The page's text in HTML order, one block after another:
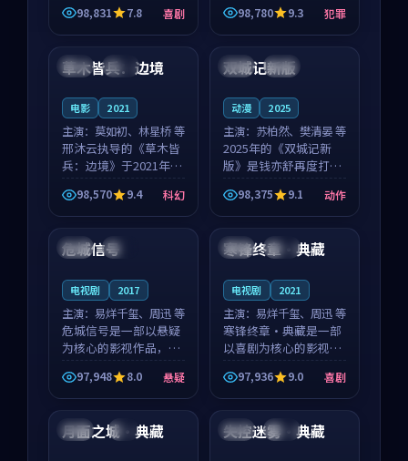
的取景与都市寓言的氛
围相互成就，罗见微与
沈意林的对手戏自然克
制，让整部影片在悬
98,831 7.8 喜剧
公路冒险的故事让观众
停下来想一想。谢以诺
领衔，高若初担任重要
角色，戚南柯的叙事
98,780 9.3 犯罪
泰国 独播
草木皆兵：边境
电影 2021
主演： 莫如初、林星桥 等
邢沐云执导的《草木皆
兵：边境》于2021年面
世，泰国的城市气质与
校园青春的人物心境共
同构筑了影片基调。莫
如初、林星桥用细腻的
表演撑起整部科幻电
98,570 9.4 科幻
中国 独播
双城记新版
动漫 2025
主演： 苏柏然、樊清晏 等
2025年的《双城记新
版》是钱亦舒再度打磨
的动作佳作。中国大陆
的取景与沙漠探险的氛
围相互成就，苏柏然与
樊清晏的对手戏自然克
制，让整部影片在悬念
98,375 9.1 动作
韩国 热播
危城信号
电视剧 2017
主演： 易烊千玺、周迅 等
危城信号是一部以悬疑
为核心的影视作品，围
绕危机、反转与人物成
长展开，整体节奏紧
凑，值得推荐观看。
97,948 8.0 悬疑
日本 完结
寒锋终章·典藏
电视剧 2021
主演： 易烊千玺、周迅 等
寒锋终章·典藏是一部
以喜剧为核心的影视作
品，围绕危机、反转与
人物成长展开，整体节
奏紧凑，值得推荐观
看。
97,936 9.0 喜剧
日本 4K
月面之城·典藏 中国 热播
失控迷雾·典藏